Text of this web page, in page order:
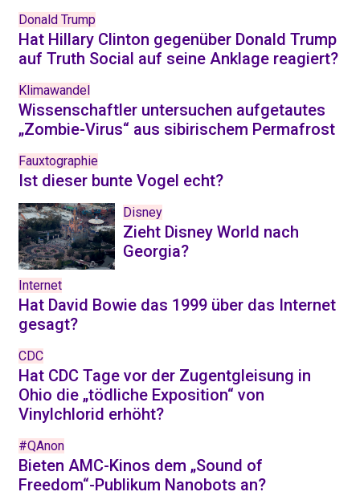
Donald Trump
Hat Hillary Clinton gegenüber Donald Trump
auf Truth Social auf seine Anklage reagiert?
Klimawandel
Wissenschaftler untersuchen aufgetautes
„Zombie-Virus“ aus sibirischem Permafrost
Fauxtographie
Ist dieser bunte Vogel echt?
Disney
Zieht Disney World nach
Georgia?
Internet
Hat David Bowie das 1999 über das Internet
gesagt?
CDC
Hat CDC Tage vor der Zugentgleisung in
Ohio die „tödliche Exposition“ von
Vinylchlorid erhöht?
#QAnon
Bieten AMC-Kinos dem „Sound of
Freedom“-Publikum Nanobots an?